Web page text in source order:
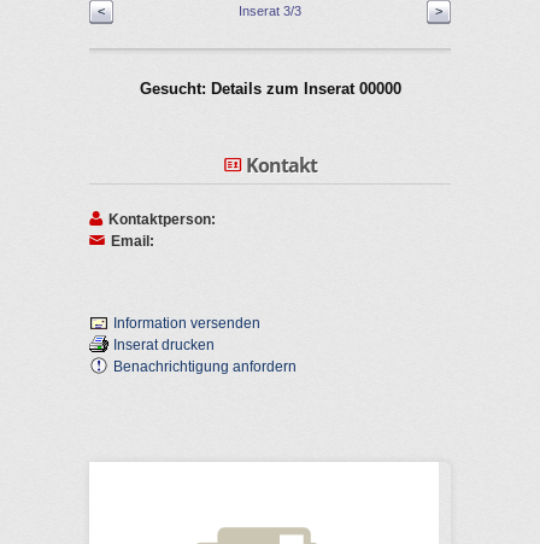
< Inserat 3/3 >
Gesucht: Details zum Inserat 00000
Kontakt
Kontaktperson:
Email:
Information versenden
Inserat drucken
Benachrichtigung anfordern